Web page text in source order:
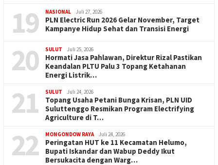
19 NASIONAL Juli 27, 2026
PLN Electric Run 2026 Gelar November, Target
Kampanye Hidup Sehat dan Transisi Energi
20 SULUT Juli 25, 2026
Hormati Jasa Pahlawan, Direktur Rizal Pastikan
Keandalan PLTU Palu 3 Topang Ketahanan
Energi Listrik…
21 SULUT Juli 24, 2026
Topang Usaha Petani Bunga Krisan, PLN UID
Suluttenggo Resmikan Program Electrifying
Agriculture di T…
22 MONGONDOW RAYA Juli 24, 2026
Peringatan HUT ke 11 Kecamatan Helumo,
Bupati Iskandar dan Wabup Deddy Ikut
Bersukacita dengan Warg…